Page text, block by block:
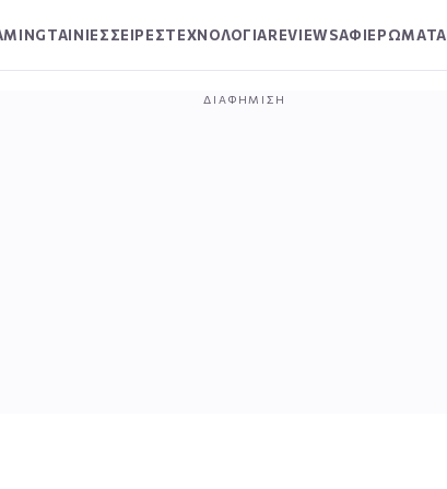
ΤΑΙΝΙΕΣΣΕΙΡΕΣΤΕΧΝΟΛΟΓΙΑREVIEWSΑΦΙΕΡΩΜΑΤΑ
ΔΙΑΦΉΜΙΣΗ